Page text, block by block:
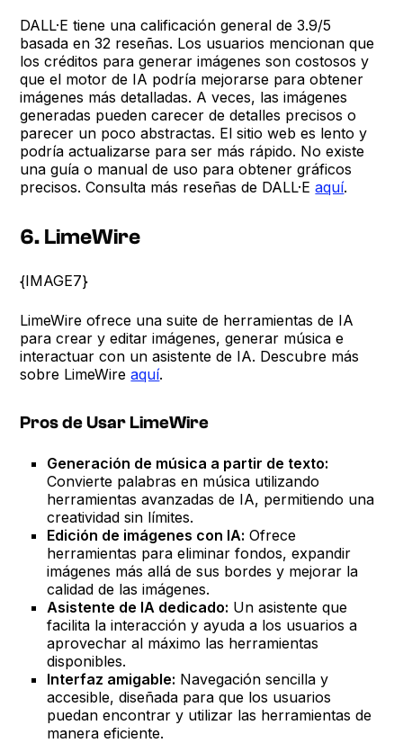
DALL·E tiene una calificación general de 3.9/5
basada en 32 reseñas. Los usuarios mencionan que
los créditos para generar imágenes son costosos y
que el motor de IA podría mejorarse para obtener
imágenes más detalladas. A veces, las imágenes
generadas pueden carecer de detalles precisos o
parecer un poco abstractas. El sitio web es lento y
podría actualizarse para ser más rápido. No existe
una guía o manual de uso para obtener gráficos
precisos. Consulta más reseñas de DALL·Eaquí.
6. LimeWire
{IMAGE7}
LimeWire ofrece una suite de herramientas de IA
para crear y editar imágenes, generar música e
interactuar con un asistente de IA. Descubre más
sobre LimeWireaquí.
Pros de Usar LimeWire
Generación de música a partir de texto:
Convierte palabras en música utilizando
herramientas avanzadas de IA, permitiendo una
creatividad sin límites.
Edición de imágenes con IA: Ofrece
herramientas para eliminar fondos, expandir
imágenes más allá de sus bordes y mejorar la
calidad de las imágenes.
Asistente de IA dedicado: Un asistente que
facilita la interacción y ayuda a los usuarios a
aprovechar al máximo las herramientas
disponibles.
Interfaz amigable: Navegación sencilla y
accesible, diseñada para que los usuarios
puedan encontrar y utilizar las herramientas de
manera eficiente.